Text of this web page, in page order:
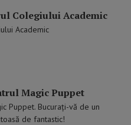
Colegiului Academic
Academic
Magic Puppet
Puppet. Bucurați-vă de un
de fantastic!